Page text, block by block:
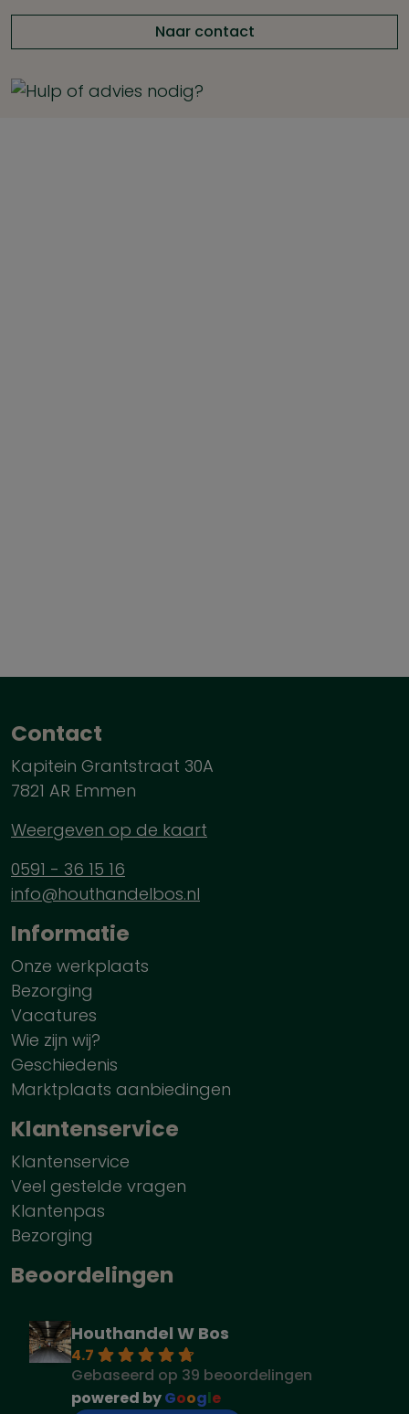
Naar contact
Contact
Kapitein Grantstraat 30A
7821 AR Emmen
Weergeven op de kaart
0591 - 36 15 16
info@houthandelbos.nl
Informatie
Onze werkplaats
Bezorging
Vacatures
Wie zijn wij?
Geschiedenis
Marktplaats aanbiedingen
Klantenservice
Klantenservice
Veel gestelde vragen
Klantenpas
Bezorging
Beoordelingen
Houthandel W Bos
4.7
Gebaseerd op 39 beoordelingen
powered byGoogle